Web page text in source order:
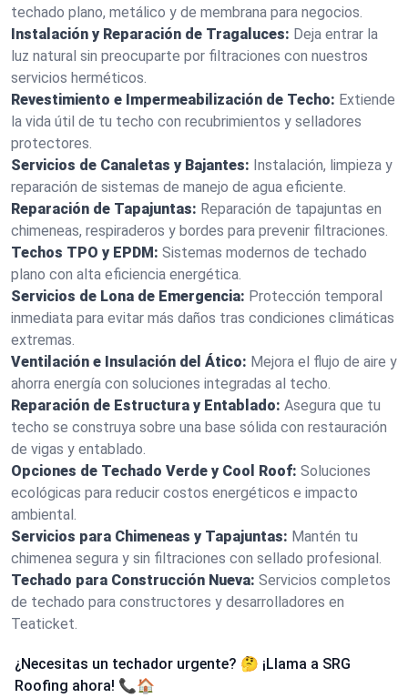
techado plano, metálico y de membrana para negocios.
Instalación y Reparación de Tragaluces: Deja entrar la
luz natural sin preocuparte por filtraciones con nuestros
servicios herméticos.
Revestimiento e Impermeabilización de Techo: Extiende
la vida útil de tu techo con recubrimientos y selladores
protectores.
Servicios de Canaletas y Bajantes: Instalación, limpieza y
reparación de sistemas de manejo de agua eficiente.
Reparación de Tapajuntas: Reparación de tapajuntas en
chimeneas, respiraderos y bordes para prevenir filtraciones.
Techos TPO y EPDM: Sistemas modernos de techado
plano con alta eficiencia energética.
Servicios de Lona de Emergencia: Protección temporal
inmediata para evitar más daños tras condiciones climáticas
extremas.
Ventilación e Insulación del Ático: Mejora el flujo de aire y
ahorra energía con soluciones integradas al techo.
Reparación de Estructura y Entablado: Asegura que tu
techo se construya sobre una base sólida con restauración
de vigas y entablado.
Opciones de Techado Verde y Cool Roof: Soluciones
ecológicas para reducir costos energéticos e impacto
ambiental.
Servicios para Chimeneas y Tapajuntas: Mantén tu
chimenea segura y sin filtraciones con sellado profesional.
Techado para Construcción Nueva: Servicios completos
de techado para constructores y desarrolladores en
Teaticket.
¿Necesitas un techador urgente? 🤔 ¡Llama a SRG
Roofing ahora! 📞🏠